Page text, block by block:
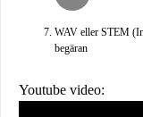
WAV eller STEM
begäran
Youtube video: